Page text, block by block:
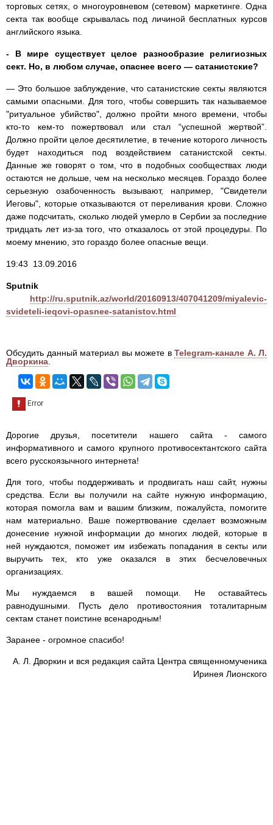
торговых сетях, о многоуровневом (сетевом) маркетинге. Одна
секта так вообще скрывалась под личиной бесплатных курсов
английского языка.
- В мире существует целое разнообразие религиозных
сект. Но, в любом случае, опаснее всего — сатанистские?
— Это большое заблуждение, что сатанистские секты являются
самыми опасными. Для того, чтобы совершить так называемое
"ритуальное убийство", должно пройти много времени, чтобы
кто-то кем-то пожертвовал или стал “успешной жертвой”.
Должно пройти целое десятилетие, в течение которого личность
будет находиться под воздействием сатанистской секты.
Данные же говорят о том, что в подобных сообществах люди
остаются не дольше, чем на несколько месяцев. Гораздо более
серьезную озабоченность вызывают, например, "Свидетели
Иеговы", которые отказываются от переливания крови. Сложно
даже подсчитать, сколько людей умерло в Сербии за последние
тридцать лет из-за того, что отказалось от этой процедуры. По
моему мнению, это гораздо более опасные вещи.
19:43 13.09.2016
Sputnik
http://ru.sputnik.az/world/20160913/407041209/miyalevic-
svideteli-ieqovi-opasnee-satanistov.html
Обсудить данный материал вы можете в Telegram-канале А. Л.
Дворкина
Дорогие друзья, посетители нашего сайта - самого
информативного и самого крупного противосектантского сайта
всего русскоязычного интернета!
Для того, чтобы поддерживать и продвигать наш сайт, нужны
средства. Если вы получили на сайте нужную информацию,
которая помогла вам и вашим близким, пожалуйста, помогите
нам материально. Ваше пожертвование сделает возможным
донесение нужной информации до многих людей, которые в
ней нуждаются, поможет им избежать попадания в секты или
выручить тех, кто уже оказался в этих бесчеловечных
организациях.
Мы нуждаемся в вашей помощи. Не оставайтесь
равнодушными. Пусть дело противостояния тоталитарным
сектам станет поистине всенародным!
Заранее - огромное спасибо!
А. Л. Дворкин и вся редакция сайта Центра священномученика
Иринея Лионского